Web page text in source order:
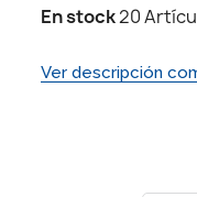
En stock20
Ver descripción